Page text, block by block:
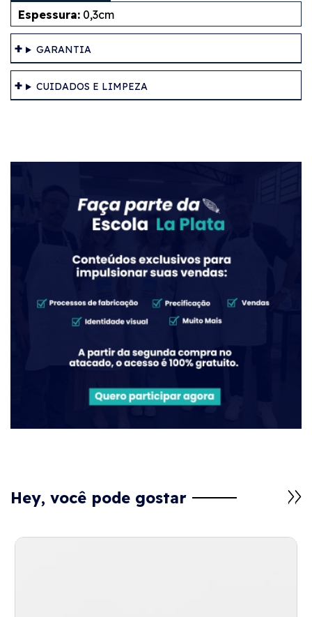
Espessura: 0,3cm
GARANTIA
CUIDADOS E LIMPEZA
Hey, você pode gostar